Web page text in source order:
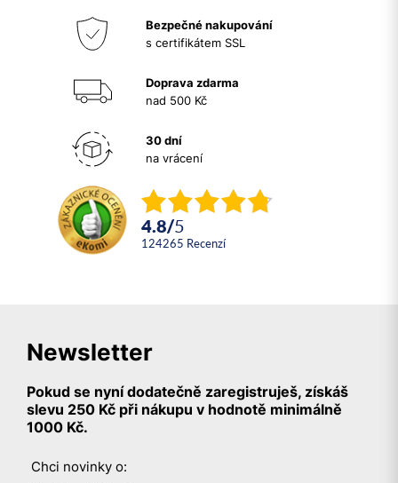
Bezpečné nakupování
s certifikátem SSL
Doprava zdarma
nad 500 Kč
30 dní
na vrácení
4.8/5
124265 recenzí
Newsletter
Pokud se nyní dodatečně zaregistruješ, získáš
slevu 250 Kč při nákupu v hodnotě minimálně
1000 Kč.
Chci novinky o: